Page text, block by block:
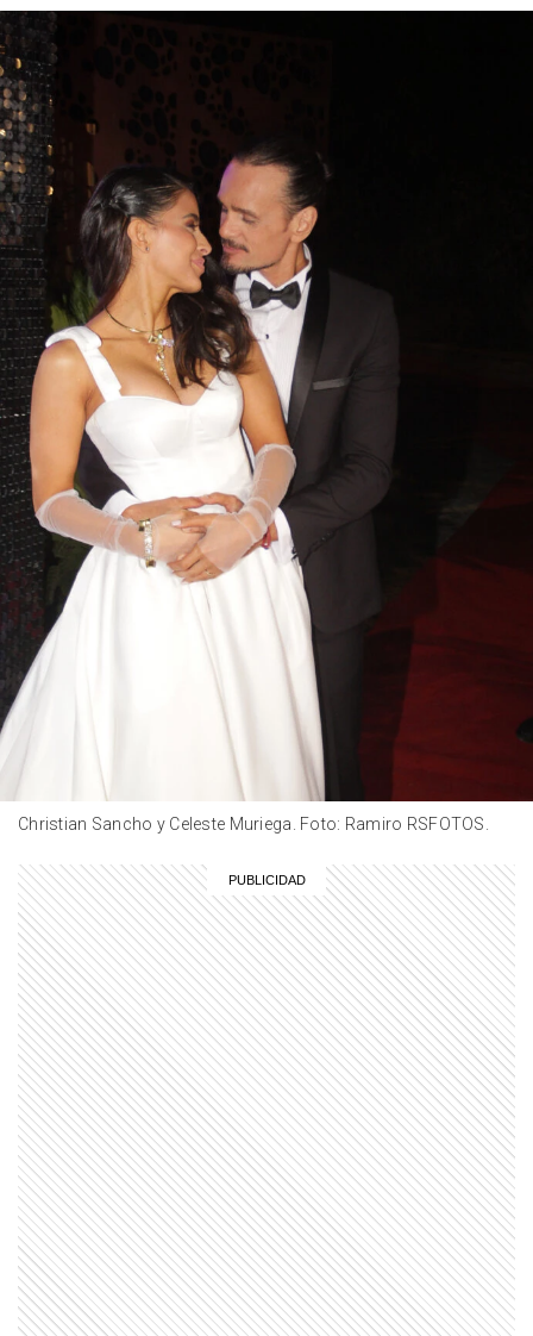
Christian Sancho y Celeste Muriega. Foto: Ramiro RSFOTOS.
de glamour
GALERIAS
Las fotos oficiales del soñado
cumpleaños de 15 de Allegra
organizado por Fabián Cubero y
Mica Viciconte: vestidos, baile y
emoción
GALERIAS
De Julieta Ortega a Guillermina
Valdés: los looks de los famosos
que disfrutaron de una exclusiva
velada porteña
GALERIAS
De Moria Casán a Flor de la V y
Chloe Bello: los mejores looks del
exclusivo desfile de Gustavo
Pucheta y Fabián Paz en el Four
Seasons
LIFESTYLE
Así fue el look "romántico y
etéreo" de Elisa Comparin en su
boda secreta con Claudio Rígoli en
Italia
Así fue la exclusiva luna de miel de
Nicolás Cabré y Rocío Pardo: las
mejores fotos
GALERIAS
De Moria Casán y Georgina
Barbarossa a Yanina Latorre: en
fotos, así disfrutaron los famosos
en el mega cumpleaños de Ángel
de Brito
ENTRETENIMIENTO
Así fue el cumpleaños íntimo de
Sabrina Rojas junto a José
Chatruc
ENTRETENIMIENTO
Así fue el cumpleaños íntimo de
Elina Costantini en su casa: torta
rogel, mesa familiar y un look
relajado con impronta fashion
ENTRETENIMIENTO
Valeria Mazza mostró cómo fue el
cumpleaños de Alejandro Gravier
en Marbella